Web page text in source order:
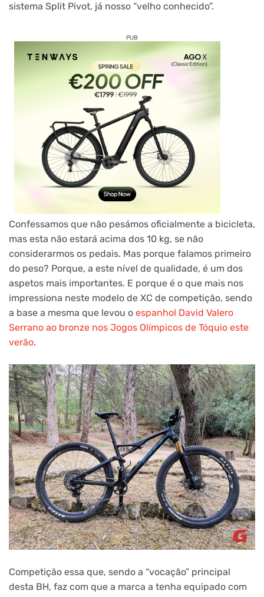
sistema Split Pivot, já nosso “velho conhecido”.
PUB
Confessamos que não pesámos oficialmente a bicicleta,
mas esta não estará acima dos 10 kg, se não
considerarmos os pedais. Mas porque falamos primeiro
do peso? Porque, a este nível de qualidade, é um dos
aspetos mais importantes. E porque é o que mais nos
impressiona neste modelo de XC de competição, sendo
a base a mesma que levou o espanhol David Valero
Serrano ao bronze nos Jogos Olímpicos de Tóquio este
verão.
Competição essa que, sendo a “vocação” principal
desta BH, faz com que a marca a tenha equipado com